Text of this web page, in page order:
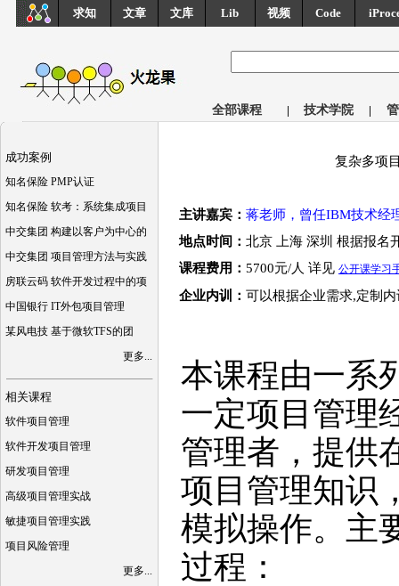
求知 文章 文库 Lib 视频 Code
全部课程 | 技术学院 |
成功案例
知名保险 PMP认证
知名保险 软考：系统集成项目
中交集团 构建以客户为中心的
中交集团 项目管理方法与实践
房联云码 软件开发过程中的项
中国银行 IT外包项目管理
某风电技 基于微软TFS的团
更多...
相关课程
软件项目管理
软件开发项目管理
研发项目管理
高级项目管理实战
敏捷项目管理实践
项目风险管理
更多...
复杂多项
主讲嘉宾： 蒋老师，曾任IBM技术经
地点时间： 北京 上海 深圳 根据报名
课程费用： 5700元/人 详见 公开课学习
企业内训： 可以根据企业需求,定制
本课程由一系
一定项目管理
管理者，提供
项目管理知识
模拟操作。主
过程：